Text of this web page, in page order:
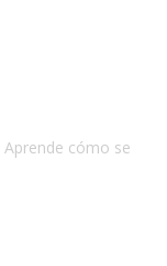
Aprende cómo se